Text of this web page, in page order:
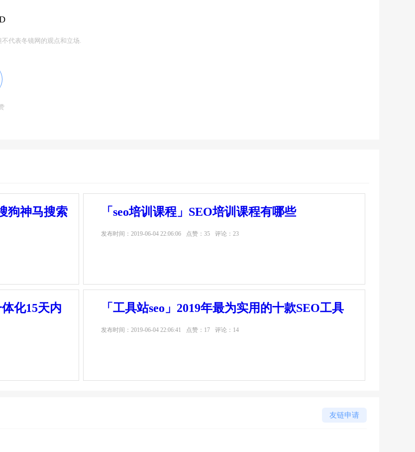
代表冬镜网的观点和立场.
狗神马搜索 「seo培训课程」SEO培训课程有哪些
发布时间： 2019-06-04 22:06:06 点赞：35 评论：23
体化15天内
「工具站seo」2019年最为实用的十款SEO工具
发布时间： 2019-06-04 22:06:41 点赞：17 评论：14
友链申请